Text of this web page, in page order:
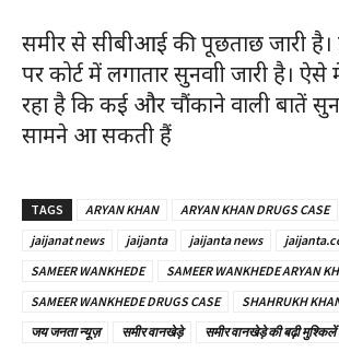
समीर से सीबीआई की पूछताछ जारी
पर कोर्ट में लगातार सुनवाी जारी है।
रहा है कि कई और चौंकाने वाली बातें
सामने आ सकती हैं
TAGS ARYAN KHAN ARYAN KHAN DRUGS CASE
jaijanat news
jaijanta jaijanta news
SAMEER WANKHEDE
SAMEER WANKHEDE ARYAN
SAMEER WANKHEDE DRUGS CASE
SHAHRUKH
जय जनता न्यूज़
समीर वानखेड़े समीर वानखेड़े की बढ़ी मुश्किलें